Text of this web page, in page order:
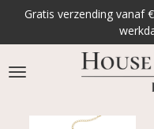
naar
de
hoofdinhoud
Gratis verzending vanaf